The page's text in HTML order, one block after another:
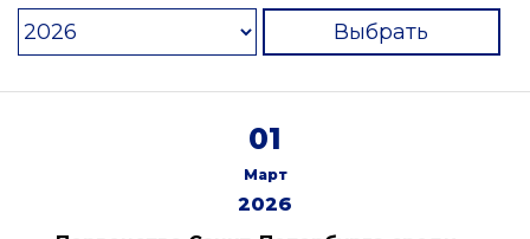
Выбрать
01
Март
2026